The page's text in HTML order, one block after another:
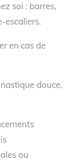
soi : barres,
escaliers.
en cas de
douce,
ou